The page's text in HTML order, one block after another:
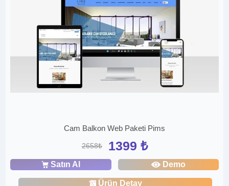
Cam Balkon Web Paketi Pims
2658₺ 1399 ₺
Satın Al Demo
Ürün Detay